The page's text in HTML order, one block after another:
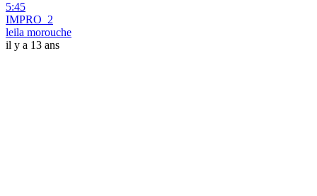
5:45
IMPRO_2
leila morouche
il y a 13 ans